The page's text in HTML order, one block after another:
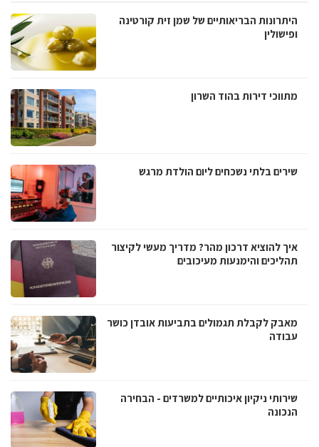
היתרונות הבריאותיים של שמן זית קורטינה
ופישולין
מתווכי דירות בהוד השרון
שירים בלתי נשכחים ליום הולדת מרגש
איך להוציא דרכון מהר? מדריך מעשי לקיצור
תהליכים והימנעות מעיכובים
מאבק לקבלת תגמולים בתביעות אובדן כושר
עבודה
שירותי ניקיון איכותיים למשרדים - הבחירה
הנכונה